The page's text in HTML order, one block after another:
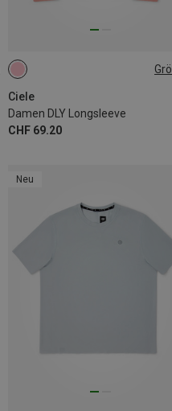
Ciele
Damen DLY Longsleeve
CHF 69.20
XS
Neu